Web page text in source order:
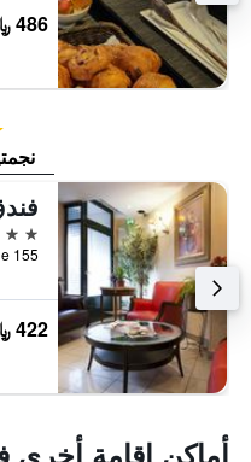
486 ﷼
2 نجمتين
422 ﷼
أماكن إقامة